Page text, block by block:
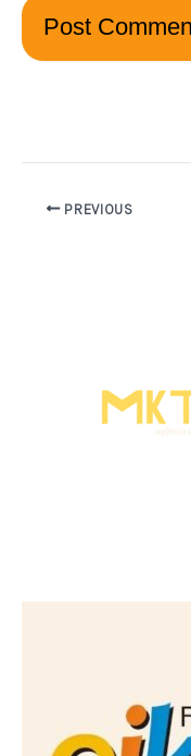
PREVIOUS